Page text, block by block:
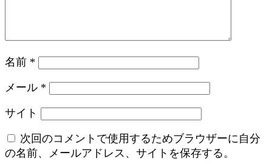
名前 *
メール *
サイト
次回のコメントで使用するためブラウザーに自分
の名前、メールアドレス、サイトを保存する。